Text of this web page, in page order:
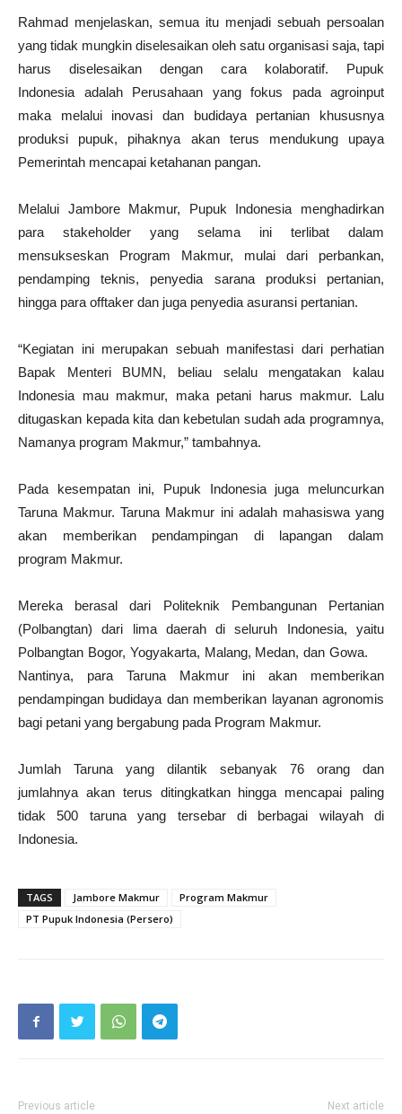
Rahmad menjelaskan, semua itu menjadi sebuah persoalan
yang tidak mungkin diselesaikan oleh satu organisasi saja, tapi
harus diselesaikan dengan cara kolaboratif. Pupuk
Indonesia adalah Perusahaan yang fokus pada agroinput
maka melalui inovasi dan budidaya pertanian khususnya
produksi pupuk, pihaknya akan terus mendukung upaya
Pemerintah mencapai ketahanan pangan.
Melalui Jambore Makmur, Pupuk Indonesia menghadirkan
para stakeholder yang selama ini terlibat dalam
mensukseskan Program Makmur, mulai dari perbankan,
pendamping teknis, penyedia sarana produksi pertanian,
hingga para offtaker dan juga penyedia asuransi pertanian.
“Kegiatan ini merupakan sebuah manifestasi dari perhatian
Bapak Menteri BUMN, beliau selalu mengatakan kalau
Indonesia mau makmur, maka petani harus makmur. Lalu
ditugaskan kepada kita dan kebetulan sudah ada programnya,
Namanya program Makmur,” tambahnya.
Pada kesempatan ini, Pupuk Indonesia juga meluncurkan
Taruna Makmur. Taruna Makmur ini adalah mahasiswa yang
akan memberikan pendampingan di lapangan dalam
program Makmur.
Mereka berasal dari Politeknik Pembangunan Pertanian
(Polbangtan) dari lima daerah di seluruh Indonesia, yaitu
Polbangtan Bogor, Yogyakarta, Malang, Medan, dan Gowa.
Nantinya, para Taruna Makmur ini akan memberikan
pendampingan budidaya dan memberikan layanan agronomis
bagi petani yang bergabung pada Program Makmur.
Jumlah Taruna yang dilantik sebanyak 76 orang dan
jumlahnya akan terus ditingkatkan hingga mencapai paling
tidak 500 taruna yang tersebar di berbagai wilayah di
Indonesia.
TAGS Jambore Makmur
Program Makmur
PT Pupuk Indonesia (Persero)
Previous article Next article